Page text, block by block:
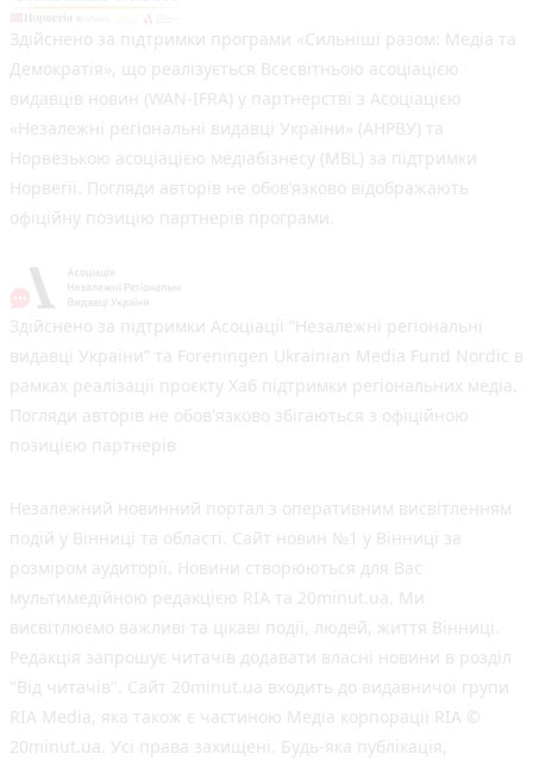
Здійснено за підтримки програми «Сильніші разом: Медіа та
Демократія», що реалізується Всесвітньою асоціацією
видавців новин (WAN-IFRA) у партнерстві з Асоціацією
«Незалежні регіональні видавці України» (АНРВУ) та
Норвезькою асоціацією медіабізнесу (MBL) за підтримки
Норвегії. Погляди авторів не обов’язково відображають
офіційну позицію партнерів програми.
Здійснено за підтримки Асоціації “Незалежні регіональні
видавці України” та Foreningen Ukrainian Media Fund Nordic в
рамках реалізації проєкту Хаб підтримки регіональних медіа.
Погляди авторів не обов'язково збігаються з офіційною
позицією партнерів
Незалежний новинний портал з оперативним висвітленням
подій у Вінниці та області. Сайт новин №1 у Вінниці за
розміром аудиторії. Новини створюються для Вас
мультимедійною редакцією RIA та 20minut.ua. Ми
висвітлюємо важливі та цікаві події, людей, життя Вінниці.
Редакція запрошує читачів додавати власні новини в розділ
"Від читачів". Сайт 20minut.ua входить до видавничої групи
RIA Media, яка також є частиною Медіа корпорації RIA ©
20minut.ua. Усі права захищені. Будь-яка публiкацiя,